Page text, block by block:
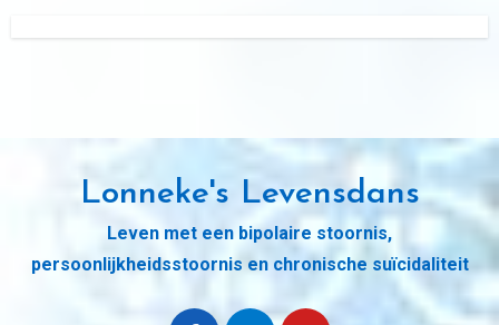
Lonneke's Levensdans
Leven met een bipolaire stoornis,
persoonlijkheidsstoornis en chronische suïcidaliteit